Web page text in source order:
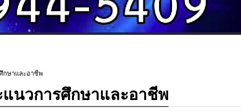
กษาและอาชีพ
แนวการศึกษาและอาชีพ